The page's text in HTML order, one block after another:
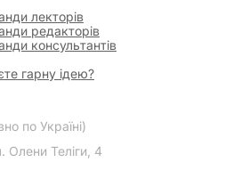
лекторів
редакторів
консультантів
гарну ідею?
по Україні)
Олени Теліги, 4